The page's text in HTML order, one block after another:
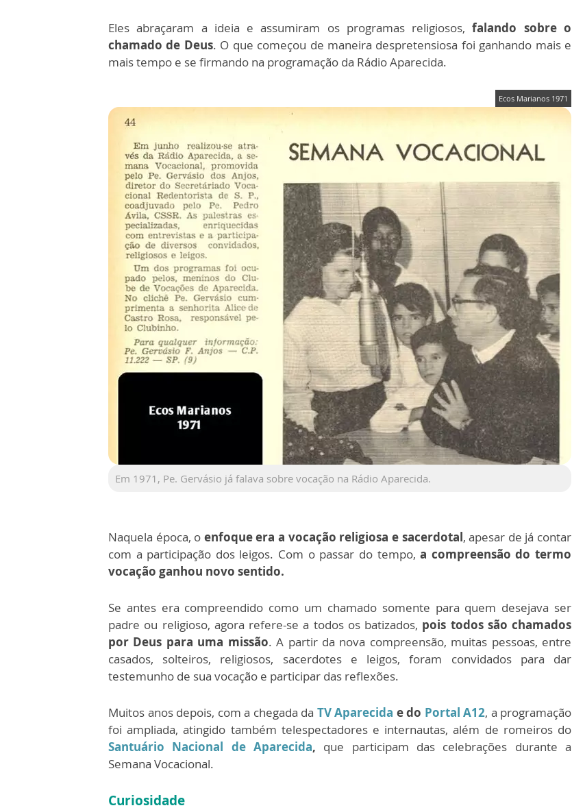
Eles abraçaram a ideia e assumiram os programas religiosos,falando sobre o
chamado de Deus. O que começou de maneira despretensiosa foi ganhando mais e
mais tempo e se firmando na programação da Rádio Aparecida.
Ecos Marianos 1971
Em 1971, Pe. Gervásio já falava sobre vocação na Rádio Aparecida.
Naquela época, o enfoque era a vocação religiosa e sacerdotal, apesar de já contar
com a participação dos leigos. Com o passar do tempo,a compreensão do termo
vocação ganhou novo sentido.
Se antes era compreendido como um chamado somente para quem desejava ser
padre ou religioso, agora refere-se a todos os batizados, pois todos são chamados
por Deus para uma missão. A partir da nova compreensão, muitas pessoas, entre
casados, solteiros, religiosos, sacerdotes e leigos, foram convidados para dar
testemunho de sua vocação e participar das reflexões.
Muitos anos depois, com a chegada da TV Aparecida e do Portal A12, a programação
foi ampliada, atingido também telespectadores e internautas, além de romeiros do
Santuário Nacional de Aparecida, que participam das celebrações durante a
Semana Vocacional.
Curiosidade